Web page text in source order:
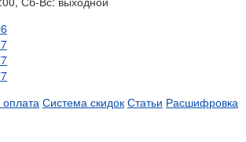
оплата Система скидок Статьи Расшифровка